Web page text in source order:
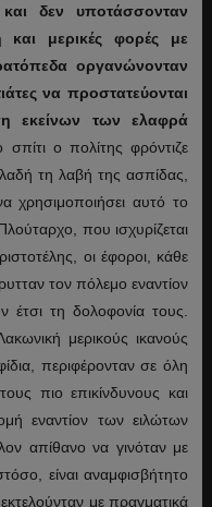
δεν υποτάσσονταν
μερικές φορές με
οργανώνονταν
να προστατεύονται
εκείνων των ελαφρά
σπίτι ο πολίτης φρόντιζε
τη λαβή της ασπίδας,
χρησιμοποιήσει αυτό το
που ισχυρίζεται
οι έφοροι, κάθε
τον πόλεμο εναντίον
έτσι τη δολοφονία τους.
μερικούς ικανούς
περιφέρονταν σε όλη
πιο επικίνδυνους και
εναντίον των ειλώτων
απίθανο να γινόταν με
είναι αναμφισβήτητο
με πραγματικά